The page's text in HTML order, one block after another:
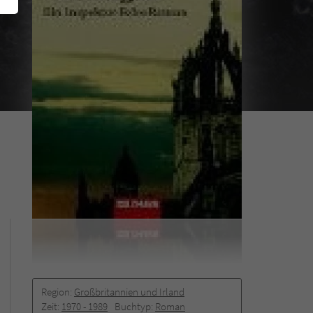
Region: Großbritannien und Irland
Zeit: 1970 -­ 1989 Buchtyp: Roman